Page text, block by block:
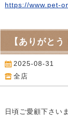
https://www.pet-
【ありがと
2025-08-31
全店
日頃ご愛顧下さい